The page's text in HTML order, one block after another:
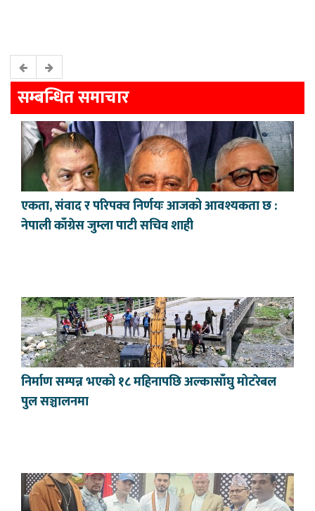
सम्बन्धित समाचार
एकता, संवाद र परिपक्व निर्णयः आजको आवश्यकता छ :
नेपाली काँग्रेस जुम्ला पाटी सचिव शाही
निर्माण सम्पन्न भएको १८ महिनापछि अल्कासाँघु मोटरेबल
पुल सञ्चालनमा